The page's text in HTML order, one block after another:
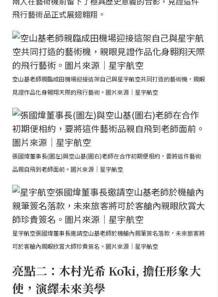
飛行藝術品正式展翅翱翔。
空山基老師親臨成田機場迎接這架自己與星宇航空共同打造的藝術機，親眼
見證作品化身翱翔天際的飛行藝術。圖片來源｜星宇航空
張國煒董事長(圖左)與空山基(圖右)老師在合作初期便相約，要將這件藝術
品親自飛到老師面前。圖片來源｜星宇航空
星宇航空張國煒董事長邀請空山基老師於機艙內親筆簽名落款，未來旅客將
可於客艙內親眼欣賞大師珍貴簽名。圖片來源｜星宇航空
亮點二：木村光希 Kōki, 擔任形象大
使，演繹未來美學